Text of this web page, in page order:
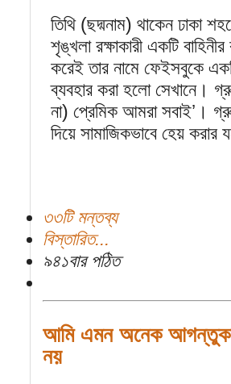
তিথি (ছদ্মনাম) থাকেন ঢাকা
শৃঙ্খলা রক্ষাকারী একটি
করেই তার নামে ফেইসবুকে
ব্যবহার করা হলো সেখানে।
না) প্রেমিক আমরা সবাই’।
দিয়ে সামাজিকভাবে হেয়
৩৩টি মন্তব্য
বিস্তারিত...
৯৪১বার পঠিত
আমি এমন অনেক
নয়